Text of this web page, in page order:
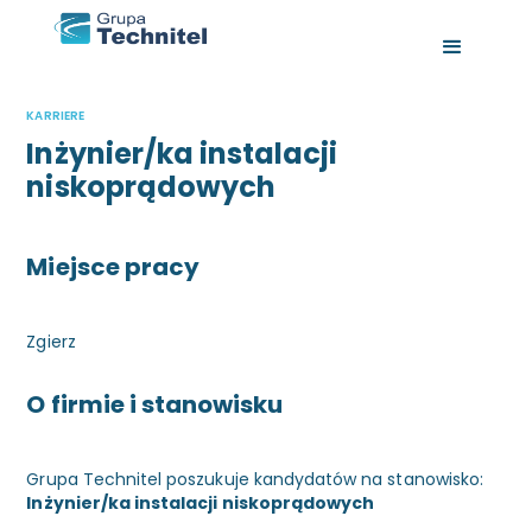
KARRIERE
Inżynier/ka instalacji
niskoprądowych
Miejsce pracy
Zgierz
O firmie i stanowisku
Grupa Technitel poszukuje kandydatów na stanowisko:
Inżynier/ka instalacji niskoprądowych